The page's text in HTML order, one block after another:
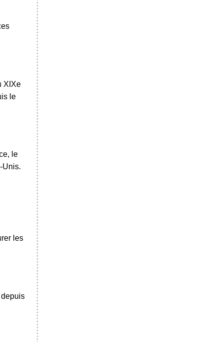
XIXe
le
le
Unis.
les